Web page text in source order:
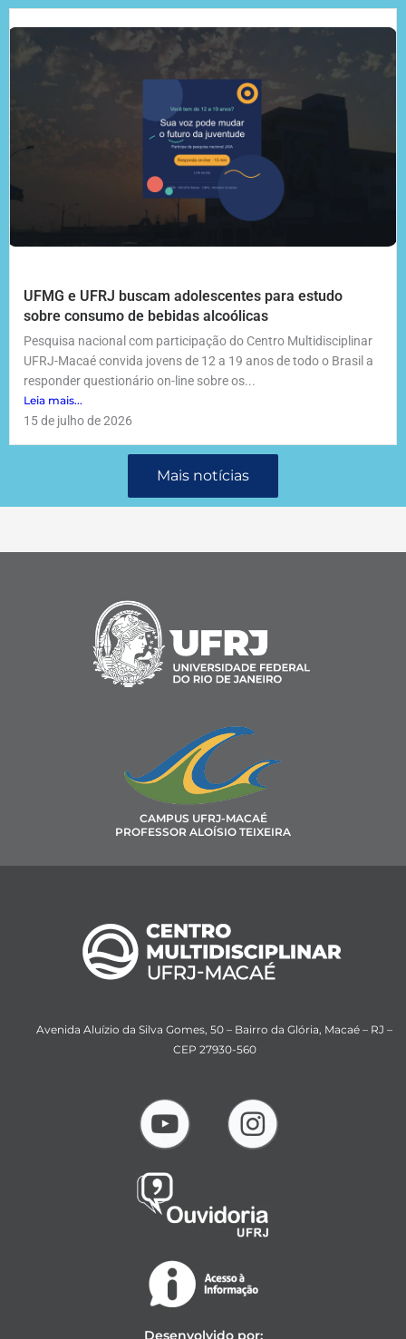
UFMG e UFRJ buscam adolescentes para estudo
sobre consumo de bebidas alcoólicas
Pesquisa nacional com participação do Centro Multidisciplinar
UFRJ-Macaé convida jovens de 12 a 19 anos de todo o Brasil a
responder questionário on-line sobre os...
Leia mais...
15 de julho de 2026
Mais notícias
CAMPUS UFRJ-MACAÉ
PROFESSOR ALOÍSIO TEIXEIRA
Avenida Aluízio da Silva Gomes, 50 – Bairro da Glória, Macaé – RJ –
CEP 27930-560
Desenvolvido por: